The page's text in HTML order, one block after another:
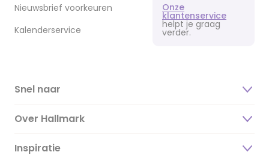
Nieuwsbrief voorkeuren
Kalenderservice
Onze
klantenservice
helpt je graag
verder.
Snel naar
Over Hallmark
Over ons
Inspiratie